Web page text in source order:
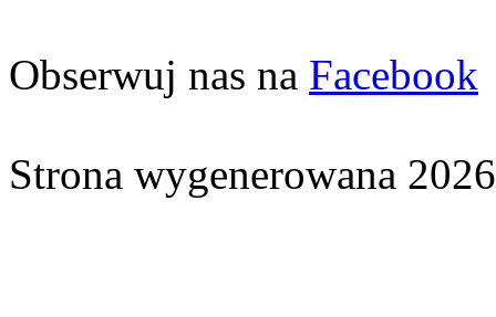
Obserwuj nas na Facebook
Strona wygenerowana